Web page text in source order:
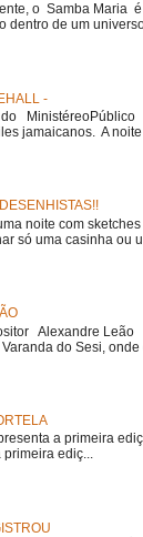
o Samba Maria
dentro de um
-
do MinistéreoPúblico
jamaicanos. A noite
noite com
só uma casinha ou
Alexandre Leão
do Sesi, onde
a primeira
primeira ediç...